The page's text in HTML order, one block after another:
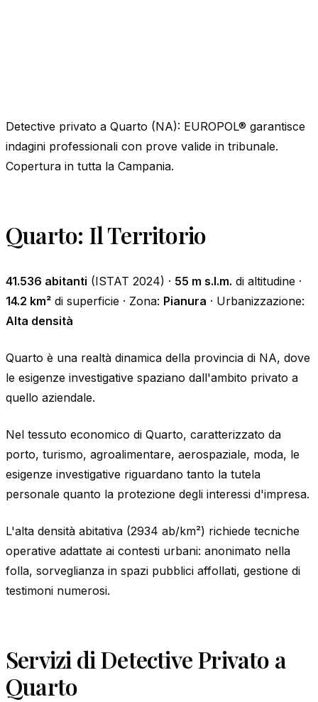
Detective privato a Quarto (NA): EUROPOL® garantisce
indagini professionali con prove valide in tribunale.
Copertura in tutta la Campania.
Quarto: Il Territorio
41.536 abitanti (ISTAT 2024) · 55 m s.l.m. di altitudine ·
14.2 km² di superficie · Zona: Pianura · Urbanizzazione:
Alta densità
Quarto è una realtà dinamica della provincia di NA, dove
le esigenze investigative spaziano dall'ambito privato a
quello aziendale.
Nel tessuto economico di Quarto, caratterizzato da
porto, turismo, agroalimentare, aerospaziale, moda, le
esigenze investigative riguardano tanto la tutela
personale quanto la protezione degli interessi d'impresa.
L'alta densità abitativa (2934 ab/km²) richiede tecniche
operative adattate ai contesti urbani: anonimato nella
folla, sorveglianza in spazi pubblici affollati, gestione di
testimoni numerosi.
Servizi di Detective Privato a
Quarto